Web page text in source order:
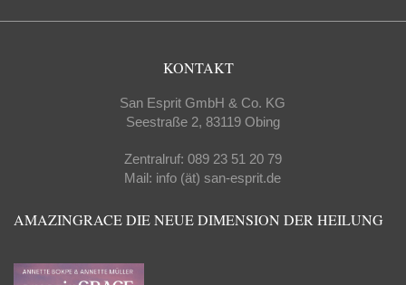
KONTAKT
San Esprit GmbH & Co. KG
Seestraße 2, 83119 Obing
Zentralruf: 089 23 51 20 79
Mail: info (ät) san-esprit.de
AMAZINGRACE DIE NEUE DIMENSION DER HEILUNG